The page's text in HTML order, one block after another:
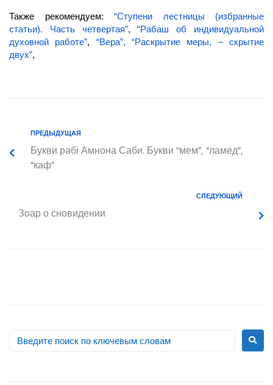
Также рекомендуем: “Ступени лестницы (избранные
статьи). Часть четвертая”,“Рабаш об индивидуальной
духовной работе”, “Вера”,
“Раскрытие меры, – скрытие
двух”,
ПРЕДЫДУЩАЯ
Букви рабі Амнона Саби. Букви “мем”, “ламед”,
“каф”
СЛЕДУЮЩИЙ
Зоар о сновидении